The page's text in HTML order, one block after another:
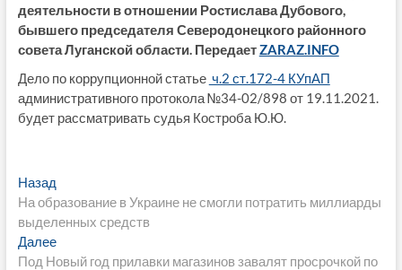
деятельности в отношении Ростислава Дубового,
бывшего председателя Северодонецкого районного
совета Луганской области. ПередаетZARAZ.INFO
Дело по коррупционной статье ч.2 ст.172-4 КУпАП
административного протокола №34-02/898 от 19.11.2021.
будет рассматривать судья Костроба Ю.Ю.
Навигация
по
записям
НазадПредыдущая
запись:
На образование в Украине не смогли потратить миллиарды
выделенных средств
ДалееСледующая
запись:
Под Новый год прилавки магазинов завалят просрочкой по